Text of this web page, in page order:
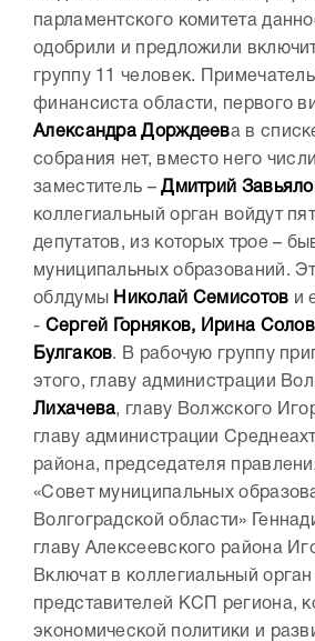
парламентского комитета
одобрили и предложили
группу 11 человек.
финансиста области, первого
Александра Дорждеева в
собрания нет, вместо него
заместитель –Дмитрий
коллегиальный орган войдут
депутатов, из которых трое –
муниципальных образований.
облдумы
Николай Семисотов и
- Сергей Горняков, Ирина
Булгаков. В рабочую группу
этого, главу администрации
Лихачева, главу Волжского
главу администрации
района, председателя
«Совет муниципальных
Волгоградской области»
главу Алексеевского района
Включат в коллегиальный
представителей КСП региона,
экономической политики и